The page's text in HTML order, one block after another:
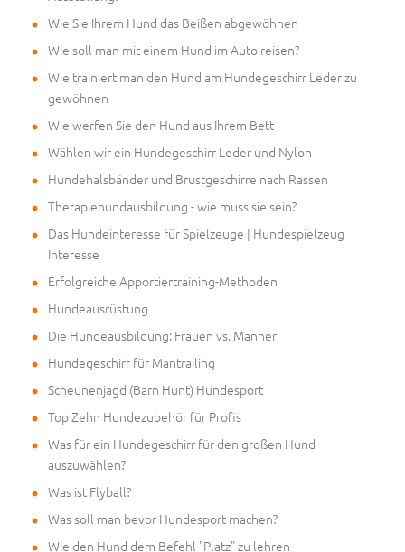
Wie Sie Ihrem Hund das Beißen abgewöhnen
Wie soll man mit einem Hund im Auto reisen?
Wie trainiert man den Hund am Hundegeschirr Leder zu
gewöhnen
Wie werfen Sie den Hund aus Ihrem Bett
Wählen wir ein Hundegeschirr Leder und Nylon
Hundehalsbänder und Brustgeschirre nach Rassen
Therapiehundausbildung - wie muss sie sein?
Das Hundeinteresse für Spielzeuge | Hundespielzeug
Interesse
Erfolgreiche Apportiertraining-Methoden
Hundeausrüstung
Die Hundeausbildung: Frauen vs. Männer
Hundegeschirr für Mantrailing
Scheunenjagd (Barn Hunt) Hundesport
Top Zehn Hundezubehör für Profis
Was für ein Hundegeschirr für den großen Hund
auszuwählen?
Was ist Flyball?
Was soll man bevor Hundesport machen?
Wie den Hund dem Befehl "Platz" zu lehren